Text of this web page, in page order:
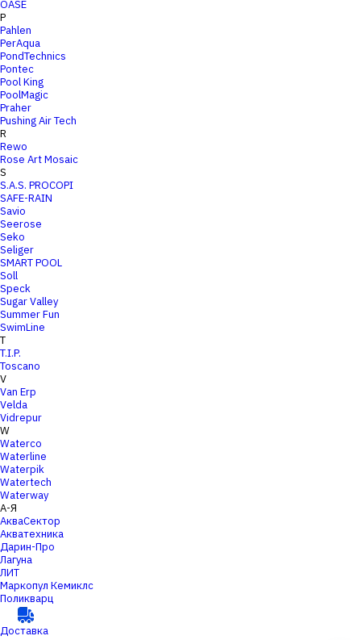
OASE
P
Pahlen
PerAqua
PondTechnics
Pontec
Pool King
PoolMagic
Praher
Pushing Air Tech
R
Rewo
Rose Art Mosaic
S
S.A.S. PROCOPI
SAFE-RAIN
Savio
Seerose
Seko
Seliger
SMART POOL
Soll
Speck
Sugar Valley
Summer Fun
SwimLine
T
T.I.P.
Toscano
V
Van Erp
Velda
Vidrepur
W
Waterco
Waterline
Waterpik
Watertech
Waterway
А-Я
АкваСектор
Акватехника
Дарин-Про
Лагуна
ЛИТ
Маркопул Кемиклс
Поликварц
Доставка